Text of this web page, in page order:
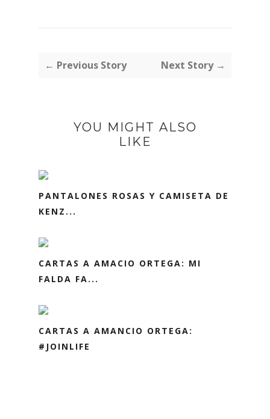
← Previous Story Next Story →
YOU MIGHT ALSO
LIKE
PANTALONES ROSAS Y CAMISETA DE
KENZ...
CARTAS A AMACIO ORTEGA: MI
FALDA FA...
CARTAS A AMANCIO ORTEGA:
#JOINLIFE